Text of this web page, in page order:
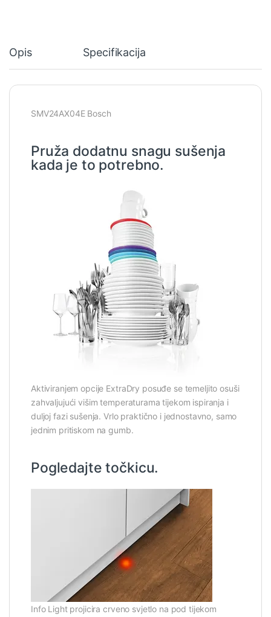
Opis Specifikacija
SMV24AX04E Bosch
Pruža dodatnu snagu sušenja
kada je to potrebno.
Aktiviranjem opcije ExtraDry posuđe se temeljito osuši
zahvaljujući višim temperaturama tijekom ispiranja i
duljoj fazi sušenja. Vrlo praktično i jednostavno, samo
jednim pritiskom na gumb.
Pogledajte točkicu.
Info Light projicira crveno svjetlo na pod tijekom